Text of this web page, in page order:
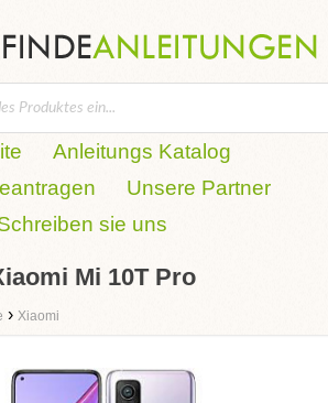
Anleitungs Katalog
Unsere Partner
sie uns
Mi 10T Pro
› Xiaomi